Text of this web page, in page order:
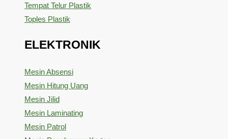
Tempat Telur Plastik
Toples Plastik
ELEKTRONIK
Mesin Absensi
Mesin Hitung Uang
Mesin Jilid
Mesin Laminating
Mesin Patrol